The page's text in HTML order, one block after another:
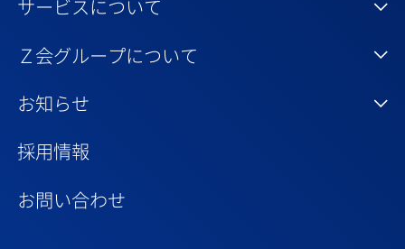
サービスについて
Ｚ会グループについて
お知らせ
採用情報
お問い合わせ